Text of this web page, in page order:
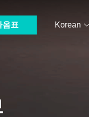
옴표 Korean